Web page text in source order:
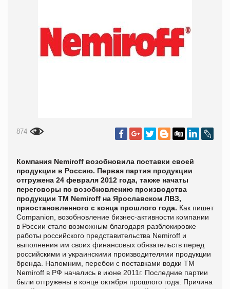
874
Компания Nemiroff возобновила поставки своей
продукции в Россию. Первая партия продукции
отгружена 24 февраля 2012 года, также начаты
переговоры по возобновлению производства
продукции ТМ Nemiroff на Ярославском ЛВЗ,
приостановленного с конца прошлого года. Как пишет
Companion, возобновление бизнес-активности компании
в России стало возможным благодаря разблокировке
работы российского представительства Nemiroff и
выполнения им своих финансовых обязательств перед
российскими и украинскими производителями продукции
бренда.
Напомним, перебои с поставками водки ТМ
Nemiroff в РФ начались в июне 2011г. Последние партии
были отгружены в конце октября прошлого года. Причина